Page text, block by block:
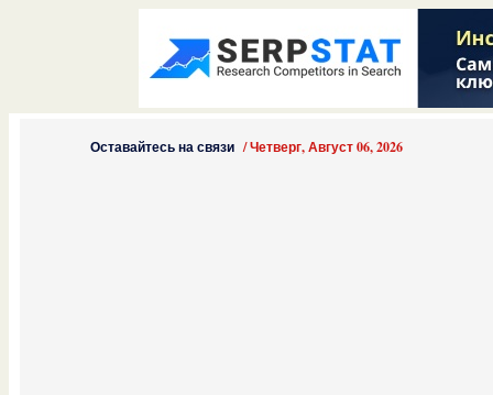
Оставайтесь на связи /Четверг, Август 06, 2026